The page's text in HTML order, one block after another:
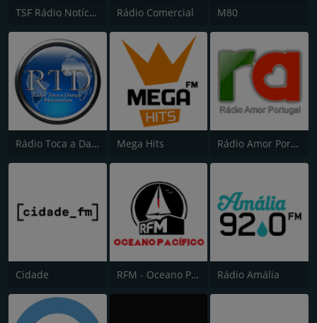
TSF Rádio Notícias Rádio Comercial M80
Rádio Toca a Dançar Mega Hits Rádio Amor Portugal
Cidade RFM - Oceano Pacífico Online Rádio Amália